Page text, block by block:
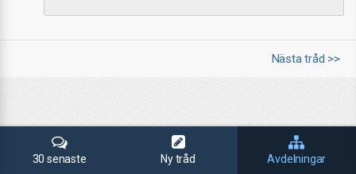
Nästa tråd >>
30 senaste Ny tråd Avdelningar